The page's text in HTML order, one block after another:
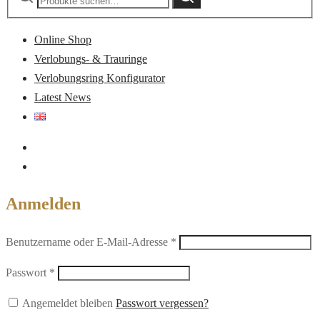
Online Shop
Verlobungs- & Trauringe
Verlobungsring Konfigurator
Latest News
Anmelden
Benutzername oder E-Mail-Adresse *
Passwort *
Angemeldet bleiben Passwort vergessen?